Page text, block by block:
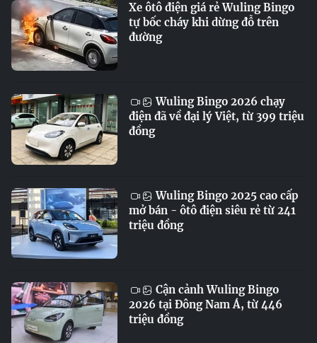
Xe ôtô điện giá rẻ Wuling Bingo
tự bốc cháy khi dừng đỗ trên
đường
Wuling Bingo 2026 chạy
điện đã về đại lý Việt, từ 399 triệu
đồng
Wuling Bingo 2025 cao cấp
mở bán - ôtô điện siêu rẻ từ 241
triệu đồng
Cận cảnh Wuling Bingo
2026 tại Đông Nam Á, từ 446
triệu đồng